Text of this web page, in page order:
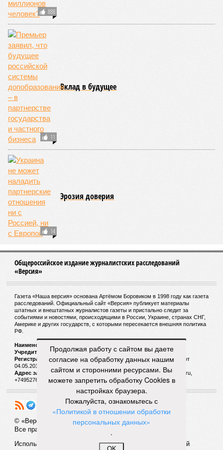
888
11
Вклад в будущее
14
Эрозия доверия
Общероссийское издание журналистских расследований
«Версия»
Газета «Наша версия» основана Артёмом Боровиком в 1998 году как газета
расследований. Официальный сайт «Версия» публикует материалы
штатных и внештатных журналистов газеты и пристально следит за
событиями и новостями, происходящими в России, Украине, странах СНГ,
Америке и других государств, с которыми пересекается внешняя политика
РФ.
Наименование:
Учредитель:
ООО «Версия»,Главный редактор:Горевой Р. Г.
Регистрационный номер Роскомнадзора:ЭЛ № ФС 77 - 72681 от
04.05.2018 г.
Адрес электронной почты и телефон редакции:versia@versia.ru,
+74952760348
© «Версия»
Все права защищены
Использование материалов «Версии» без индексируемой
Продолжая работу с сайтом вы даете
согласие на обработку данных нашим
сайтом и сторонними ресурсами. Вы
можете запретить обработку Cookies в
настройках браузера.
Пожалуйста, ознакомьтесь с
«Политикой в отношении обработки
персональных данных»
.